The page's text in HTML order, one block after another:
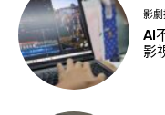
影
AI
影